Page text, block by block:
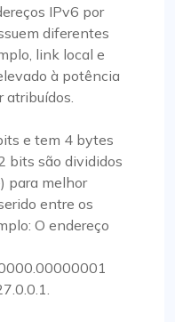
IPv6 por
diferentes
link local e
à potência
atribuídos.
e tem 4 bytes
bits são divididos
para melhor
entre os
O endereço